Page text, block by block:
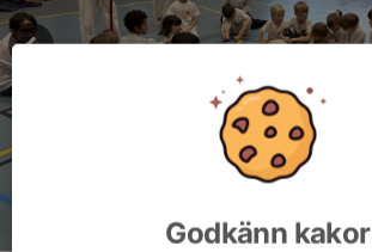
Godkänn kakor